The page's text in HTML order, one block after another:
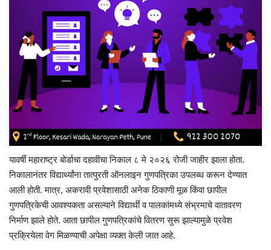
यावर्षी महाराष्ट्र बोर्डाचा दहावीचा निकाल ८ मे २०२६ रोजी जाहीर झाला होता.
निकालानंतर विद्यार्थ्यांना तात्पुरती ऑनलाइन गुणपत्रिका उपलब्ध करून देण्यात
आली होती. मात्र, अकरावी प्रवेशासाठी अनेक ठिकाणी मूळ किंवा छापील
गुणपत्रिकेची आवश्यकता असल्याने विद्यार्थी व पालकांमध्ये संभ्रमाचे वातावरण
निर्माण झाले होते. आता छापील गुणपत्रिकांचे वितरण सुरू झाल्यामुळे प्रवेश
प्रक्रियेला वेग मिळण्याची अपेक्षा व्यक्त केली जात आहे.